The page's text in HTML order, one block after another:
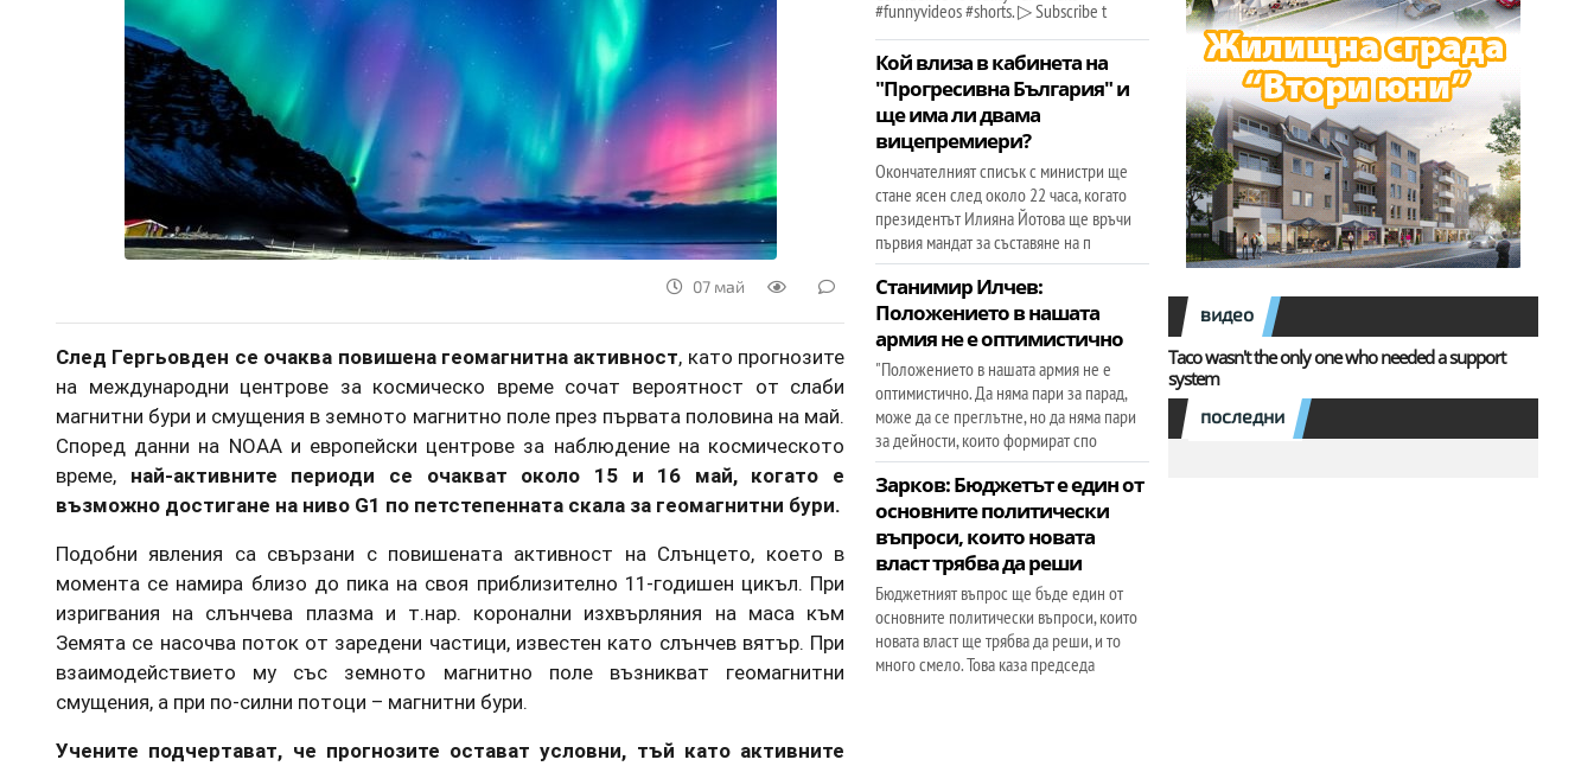
07 май
След Гергьовден се очаква повишена геомагнитна активност, като прогнозите
на международни центрове за космическо време сочат вероятност от слаби
магнитни бури и смущения в земното магнитно поле през първата половина на май.
Според данни на NOAA и европейски центрове за наблюдение на космическото
време, най-активните периоди се очакват около 15 и 16 май, когато е
възможно достигане на ниво G1 по петстепенната скала за геомагнитни бури.
Подобни явления са свързани с повишената активност на Слънцето, което в
момента се намира близо до пика на своя приблизително 11-годишен цикъл. При
изригвания на слънчева плазма и т.нар. коронални изхвърляния на маса към
Земята се насочва поток от заредени частици, известен като слънчев вятър. При
взаимодействието му със земното магнитно поле възникват геомагнитни
смущения, а при по-силни потоци – магнитни бури.
Учените подчертават, че прогнозите остават условни, тъй като активните
#funnyvideos #shorts. ▷ Subscribe t
Кой влиза в кабинета на
"Прогресивна България" и
ще има ли двама
вицепремиери?
Окончателният списък с министри ще
стане ясен след около 22 часа, когато
президентът Илияна Йотова ще връчи
първия мандат за съставяне на п
Станимир Илчев:
Положението в нашата
армия не е оптимистично
"Положението в нашата армия не е
оптимистично. Да няма пари за парад,
може да се преглътне, но да няма пари
за дейности, които формират спо
Зарков: Бюджетът е един от
основните политически
въпроси, които новата
власт трябва да реши
Бюджетният въпрос ще бъде един от
основните политически въпроси, които
новата власт ще трябва да реши, и то
много смело. Това каза председа
видео
Taco wasn't the only one who needed a support
system
последни